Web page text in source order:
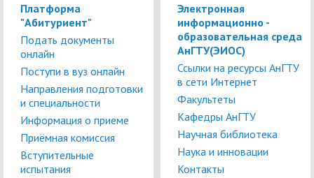
Платформа
"Абитуриент"
Подать документы
онлайн
Поступи в вуз онлайн
Направления подготовки
и специальности
Информация о приеме
Приёмная комиссия
Вступительные
испытания
Электронная
информационно -
образовательная среда
АнГТУ(ЭИОС)
Ссылки на ресурсы АнГТУ
в сети Интернет
Факультеты
Кафедры АнГТУ
Научная библиотека
Наука и инновации
Контакты